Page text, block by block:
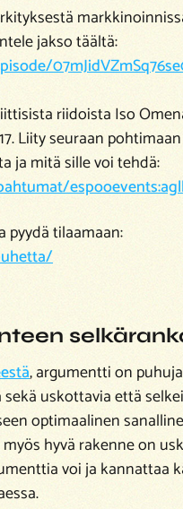
jakso täältä:
riidoista Iso
Liity seuraan
ja mitä sille voi tehdä:
pyydä tilaamaan:
, argumentti on
uskottavia että
optimaalinen
hyvä rakenne on
voi ja kannattaa